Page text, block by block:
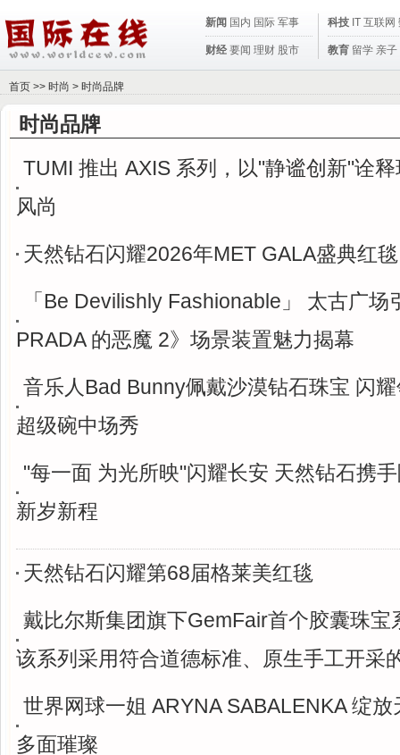
新闻 国内 国际 军事
财经 要闻 理财 股市
科技 IT 互联网
教育 留学 亲子
首页 >> 时尚 > 时尚品牌
时尚品牌
TUMI 推出 AXIS 系列，以"静谧创新"诠
风尚
天然钻石闪耀2026年MET GALA盛典红毯
「Be Devilishly Fashionable」 太古广场
PRADA 的恶魔 2》场景装置魅力揭幕
音乐人Bad Bunny佩戴沙漠钻石珠宝 闪
超级碗中场秀
"每一面 为光所映"闪耀长安 天然钻石携
新岁新程
天然钻石闪耀第68届格莱美红毯
戴比尔斯集团旗下GemFair首个胶囊珠
该系列采用符合道德标准、原生手工开采
世界网球一姐 ARYNA SABALENKA 绽
多面璀璨